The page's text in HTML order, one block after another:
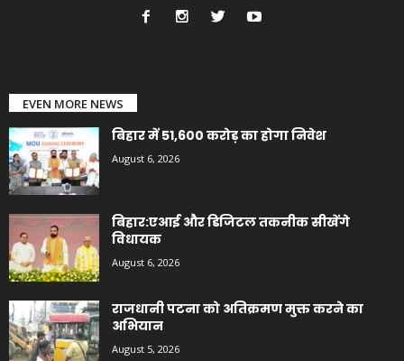
EVEN MORE NEWS
बिहार में 51,600 करोड़ का होगा निवेश
August 6, 2026
बिहार:एआई और डिजिटल तकनीक सीखेंगे
विधायक
August 6, 2026
राजधानी पटना को अतिक्रमण मुक्त करने का
अभियान
August 5, 2026